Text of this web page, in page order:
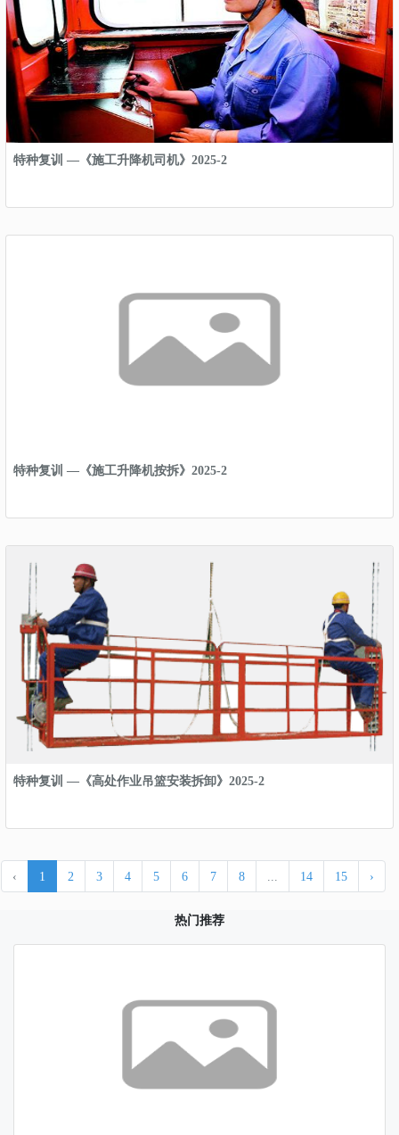
特种复训 —《施工升降机司机》2025-2
特种复训 —《施工升降机按拆》2025-2
特种复训 —《高处作业吊篮安装拆卸》2025-2
‹ 1 2 3 4 5 6 7 8 14 15 ›
热门推荐